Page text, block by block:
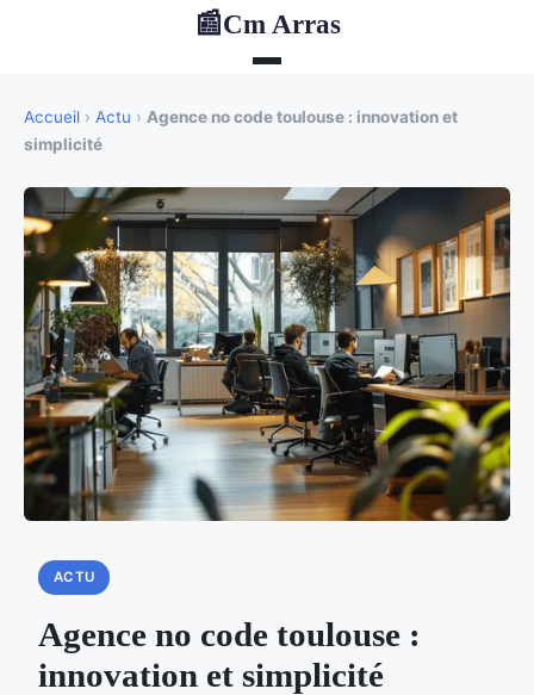
📰Cm Arras
Accueil › Actu › Agence no code toulouse : innovation et
simplicité
ACTU
Agence no code toulouse :
innovation et simplicité